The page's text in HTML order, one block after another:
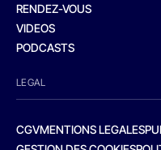
RENDEZ-VOUS
VIDEOS
PODCASTS
LEGAL
CGVMENTIONS LEGALES